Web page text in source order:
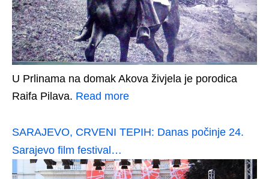
U Prlinama na domak Akova živjela je porodica
Raifa Pilava. Read more
SARAJEVO, CRVENI TEPIH: Danas počinje 24.
Sarajevo film festival…